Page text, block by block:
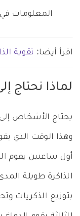
المعلومات
اقرأ أيضا: تقوية
لماذا نحتاج
وهذا الوقت الذي
أول ساعتين يقوم
الذاكرة طويلة
بتوزيع الذكريات